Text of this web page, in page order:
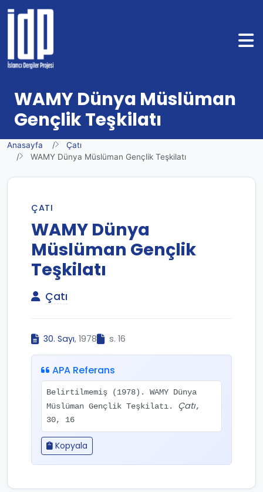
WAMY Dünya Müslüman
Gençlik Teşkilatı
Anasayfa
Çatı
WAMY Dünya Müslüman Gençlik Teşkilatı
ÇATI
WAMY Dünya
Müslüman Gençlik
Teşkilatı
Çatı
30. Sayı, 1978 s. 16
APA Referans
Belirtilmemiş (1978). WAMY Dünya
Müslüman Gençlik Teşkilatı. Çatı,
30, 16
Kopyala